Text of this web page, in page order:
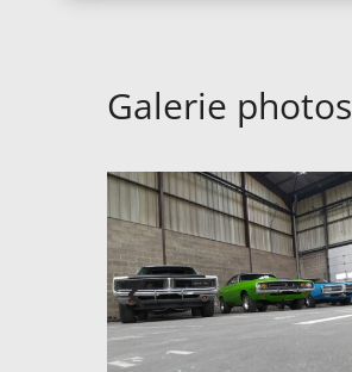
Galerie photos